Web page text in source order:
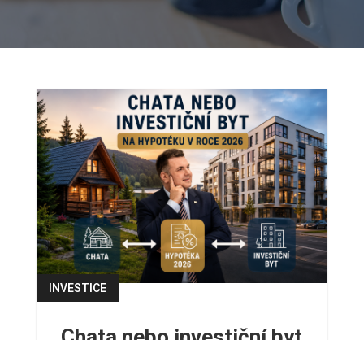
číst více
INVESTICE